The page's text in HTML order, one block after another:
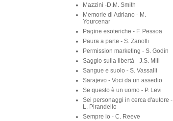
Mazzini -D.M. Smith
Memorie di Adriano - M.
Yourcenar
Pagine esoteriche - F. Pessoa
Paura a parte - S. Zanolli
Permission marketing - S. Godin
Saggio sulla libertà - J.S. Mill
Sangue e suolo - S. Vassalli
Sarajevo - Voci da un assedio
Se questo è un uomo - P. Levi
Sei personaggi in cerca d'autore -
L. Pirandello
Sempre io - C. Reeve